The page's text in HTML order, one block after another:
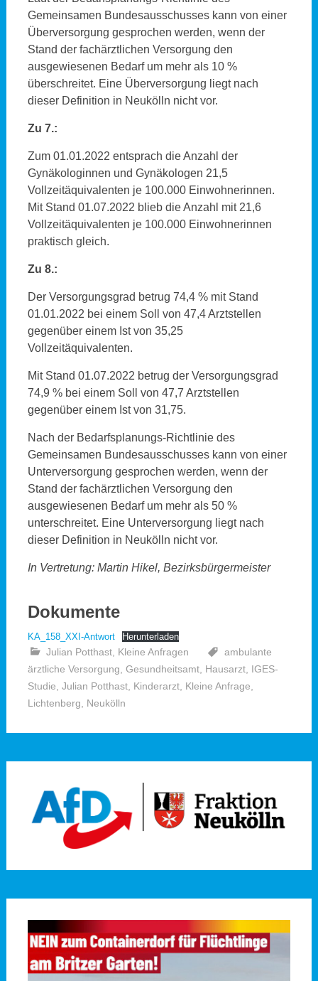
Gemeinsamen Bundesausschusses kann von einer
Überversorgung gesprochen werden, wenn der
Stand der fachärztlichen Versorgung den
ausgewiesenen Bedarf um mehr als 10 %
überschreitet. Eine Überversorgung liegt nach
dieser Definition in Neukölln nicht vor.
Zu 7.:
Zum 01.01.2022 entsprach die Anzahl der
Gynäkologinnen und Gynäkologen 21,5
Vollzeitäquivalenten je 100.000 Einwohnerinnen.
Mit Stand 01.07.2022 blieb die Anzahl mit 21,6
Vollzeitäquivalenten je 100.000 Einwohnerinnen
praktisch gleich.
Zu 8.:
Der Versorgungsgrad betrug 74,4 % mit Stand
01.01.2022 bei einem Soll von 47,4 Arztstellen
gegenüber einem Ist von 35,25
Vollzeitäquivalenten.
Mit Stand 01.07.2022 betrug der Versorgungsgrad
74,9 % bei einem Soll von 47,7 Arztstellen
gegenüber einem Ist von 31,75.
Nach der Bedarfsplanungs-Richtlinie des
Gemeinsamen Bundesausschusses kann von einer
Unterversorgung gesprochen werden, wenn der
Stand der fachärztlichen Versorgung den
ausgewiesenen Bedarf um mehr als 50 %
unterschreitet. Eine Unterversorgung liegt nach
dieser Definition in Neukölln nicht vor.
In Vertretung: Martin Hikel, Bezirksbürgermeister
Dokumente
KA_158_XXI-Antwort Herunterladen
Julian Potthast, Kleine Anfragen
ambulante
ärztliche Versorgung Gesundheitsamt, Hausarzt, IGES-
Studie Julian Potthast, Kinderarzt, Kleine Anfrage
Lichtenberg
Neukölln